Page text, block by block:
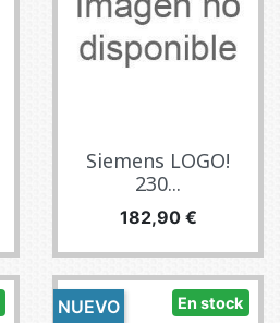
Siemens LOGO!
230...
Precio
182,90 €
En stock
NUEVO